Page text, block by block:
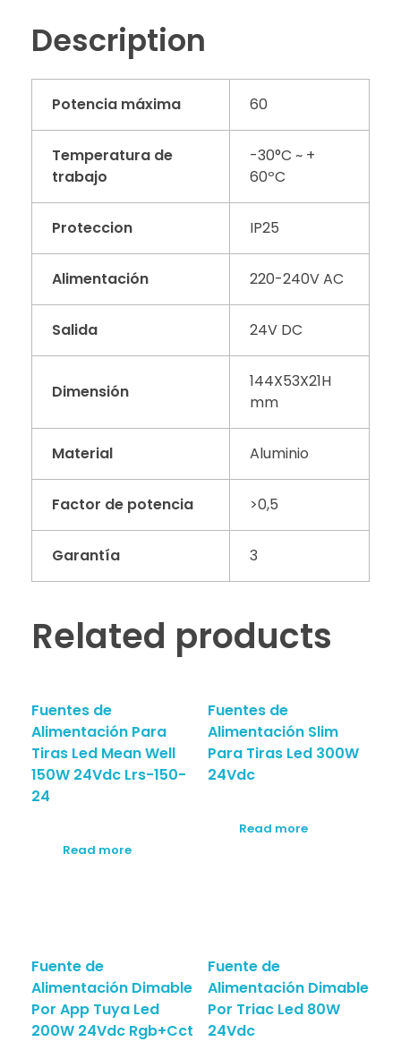
Description
Potencia máxima 60
Temperatura de
trabajo
-30°C ~ +
60ºC
Proteccion IP25
Alimentación 220-240V AC
Salida 24V DC
Dimensión
144X53X21H
mm
Material Aluminio
Factor de potencia >0,5
Garantía 3
Related products
Fuentes de
Alimentación Para
Tiras Led Mean Well
150W 24Vdc Lrs-150-
24
Read more
Fuentes de
Alimentación Slim
Para Tiras Led 300W
24Vdc
Read more
Fuente de
Alimentación Dimable
Por App Tuya Led
200W 24Vdc Rgb+Cct
Fuente de
Alimentación Dimable
Por Triac Led 80W
24Vdc